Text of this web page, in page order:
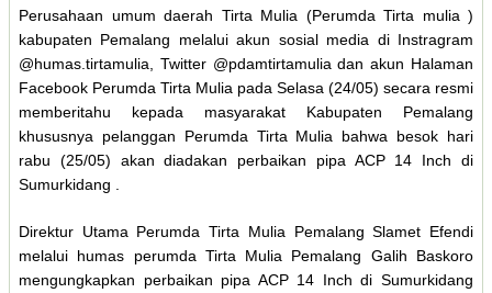
Perusahaan umum daerah Tirta Mulia (Perumda Tirta mulia )
kabupaten Pemalang melalui akun sosial media di Instragram
@humas.tirtamulia, Twitter @pdamtirtamulia dan akun Halaman
Facebook Perumda Tirta Mulia pada Selasa (24/05) secara resmi
memberitahu kepada masyarakat Kabupaten Pemalang
khususnya pelanggan Perumda Tirta Mulia bahwa besok hari
rabu (25/05) akan diadakan perbaikan pipa ACP 14 Inch di
Sumurkidang .
Direktur Utama Perumda Tirta Mulia Pemalang Slamet Efendi
melalui humas perumda Tirta Mulia Pemalang Galih Baskoro
mengungkapkan perbaikan pipa ACP 14 Inch di Sumurkidang